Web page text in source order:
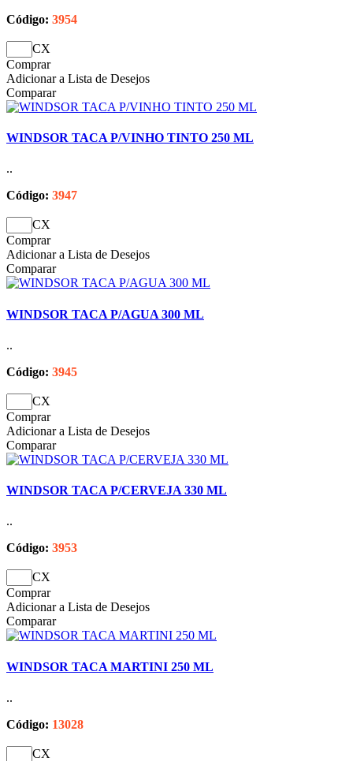
Código: 3954
CX
Comprar
Adicionar a Lista de Desejos
Comparar
WINDSOR TACA P/VINHO TINTO 250 ML
..
Código: 3947
CX
Comprar
Adicionar a Lista de Desejos
Comparar
WINDSOR TACA P/AGUA 300 ML
..
Código: 3945
CX
Comprar
Adicionar a Lista de Desejos
Comparar
WINDSOR TACA P/CERVEJA 330 ML
..
Código: 3953
CX
Comprar
Adicionar a Lista de Desejos
Comparar
WINDSOR TACA MARTINI 250 ML
..
Código: 13028
CX